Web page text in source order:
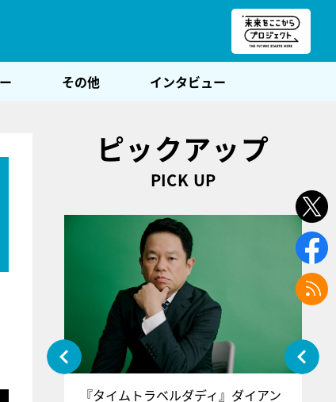
その他 インタビュー
ピックアップ
PICK UP
LOV
『タイムトラベルダディ』ダイアン